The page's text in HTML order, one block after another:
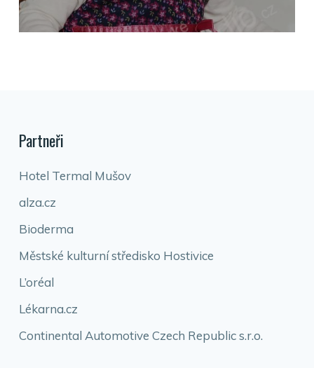
Partneři
Hotel Termal Mušov
alza.cz
Bioderma
Městské kulturní středisko Hostivice
L’oréal
Lékarna.cz
Continental Automotive Czech Republic s.r.o.